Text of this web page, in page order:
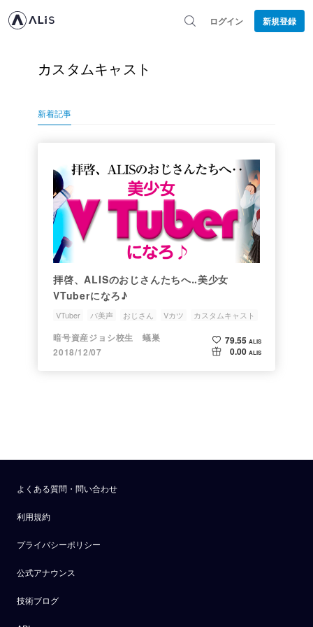
ログイン 新規登録
カスタムキャスト
新着記事
拝啓、ALISのおじさんたちへ‥美少女
VTuberになろ♪
VTuber バ美声 おじさん Vカツ カスタムキャスト
暗号資産ジョシ校生 蟻巣
2018/12/07
79.55 ALIS
0.00 ALIS
よくある質問・問い合わせ
利用規約
プライバシーポリシー
公式アナウンス
技術ブログ